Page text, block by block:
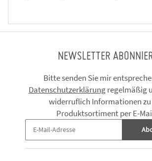
NEWSLETTER
Bitte senden Sie mir
Datenschutzerklärungregelmäßig
widerruflich Informationen
Produktsortiment per E-